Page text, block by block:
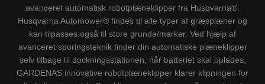
avanceret automatisk robotplæneklipper fra Husqvarna®.
Husqvarna Automower® findes til alle typer af græsplæner og
kan tilpasses også til store grunde/marker. Ved hjælp af
avanceret sporingsteknik finder din automatiske plæneklipper
selv tilbage til dockningsstationen, når batteriet skal oplades,
GARDENAS innovative robotplæneklipper klarer klipningen for